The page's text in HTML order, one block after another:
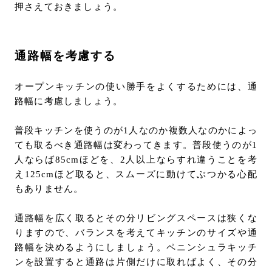
押さえておきましょう。
通路幅を考慮する
オープンキッチンの使い勝手をよくするためには、通
路幅に考慮しましょう。
普段キッチンを使うのが1人なのか複数人なのかによっ
ても取るべき通路幅は変わってきます。普段使うのが1
人ならば85cmほどを、2人以上ならすれ違うことを考
え125cmほど取ると、スムーズに動けてぶつかる心配
もありません。
通路幅を広く取るとその分リビングスペースは狭くな
りますので、バランスを考えてキッチンのサイズや通
路幅を決めるようにしましょう。ペニンシュラキッチ
ンを設置すると通路は片側だけに取ればよく、その分